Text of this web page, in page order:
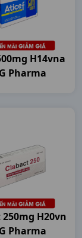
H14vna
Pharma
H20vn
Pharma